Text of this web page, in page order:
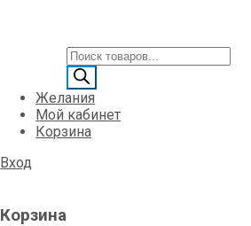
Желания
Мой кабинет
Корзина
Вход
Корзина